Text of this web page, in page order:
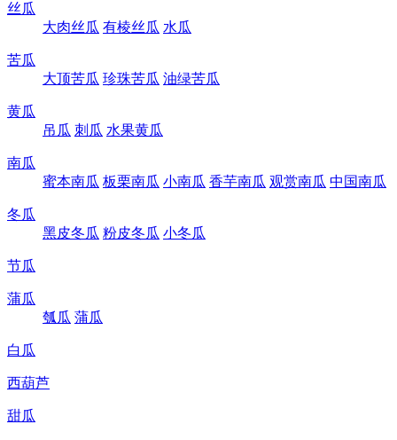
丝瓜
大肉丝瓜 有棱丝瓜 水瓜
苦瓜
大顶苦瓜 珍珠苦瓜 油绿苦瓜
黄瓜
吊瓜 刺瓜 水果黄瓜
南瓜
蜜本南瓜 板栗南瓜 小南瓜 香芋南瓜 观赏南瓜 中国南瓜
冬瓜
黑皮冬瓜 粉皮冬瓜 小冬瓜
节瓜
蒲瓜
瓠瓜 蒲瓜
白瓜
西葫芦
甜瓜